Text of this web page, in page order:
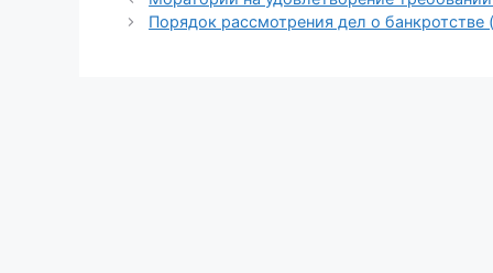
Порядок рассмотрения дел о банкротстве